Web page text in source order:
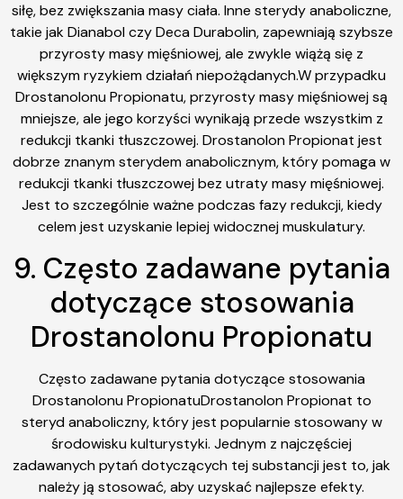
siłę, bez zwiększania masy ciała. Inne sterydy anaboliczne,
takie jak Dianabol czy Deca Durabolin, zapewniają szybsze
przyrosty masy mięśniowej, ale zwykle wiążą się z
większym ryzykiem działań niepożądanych.W przypadku
Drostanolonu Propionatu, przyrosty masy mięśniowej są
mniejsze, ale jego korzyści wynikają przede wszystkim z
redukcji tkanki tłuszczowej. Drostanolon Propionat jest
dobrze znanym sterydem anabolicznym, który pomaga w
redukcji tkanki tłuszczowej bez utraty masy mięśniowej.
Jest to szczególnie ważne podczas fazy redukcji, kiedy
celem jest uzyskanie lepiej widocznej muskulatury.
9. Często zadawane pytania
dotyczące stosowania
Drostanolonu Propionatu
Często zadawane pytania dotyczące stosowania
Drostanolonu PropionatuDrostanolon Propionat to
steryd anaboliczny, który jest popularnie stosowany w
środowisku kulturystyki. Jednym z najczęściej
zadawanych pytań dotyczących tej substancji jest to, jak
należy ją stosować, aby uzyskać najlepsze efekty.